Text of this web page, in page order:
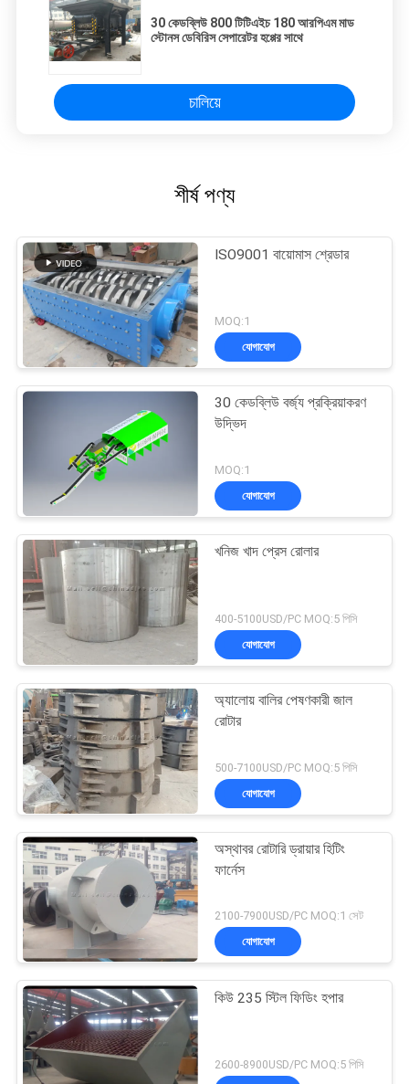
30 কেডব্লিউ 800 টিটিএইচ 180 আরপিএম মাড
স্টোনস ডেবিরিস সেপারেটর হপ্পের সাথে
চালিয়ে
শীর্ষ পণ্য
ISO9001 বায়োমাস শ্রেডার
MOQ:1
যোগাযোগ
30 কেডব্লিউ বর্জ্য প্রক্রিয়াকরণ
উদ্ভিদ
MOQ:1
যোগাযোগ
খনিজ খাদ প্রেস রোলার
400-5100USD/PC MOQ:5 পিসি
যোগাযোগ
অ্যালোয় বালির পেষণকারী জাল
রোটার
500-7100USD/PC MOQ:5 পিসি
যোগাযোগ
অস্থাবর রোটারি ড্রায়ার হিটিং
ফার্নেস
2100-7900USD/PC MOQ:1 সেট
যোগাযোগ
কিউ 235 স্টিল ফিডিং হপার
2600-8900USD/PC MOQ:5 পিসি